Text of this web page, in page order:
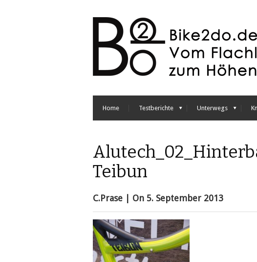
Home Testberichte Unterwegs
Teibun
C.Prase | On 5. September 2013